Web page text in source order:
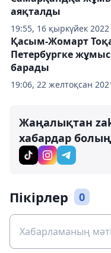
19:55, 16 қыркүйек 2022
аяқталды
19:06, 22 желтоқсан
Қасым-Жомарт
Петербургке
барады
Жаңалықтан
хабардар
Пікірлер 0